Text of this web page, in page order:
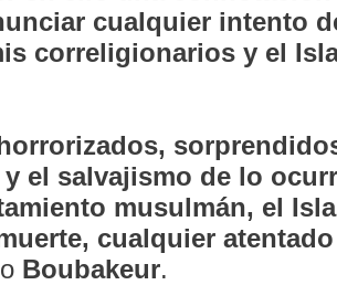
cualquier intento
correligionarios y el
el salvajismo de lo
musulmán, el
cualquier
Boubakeur.